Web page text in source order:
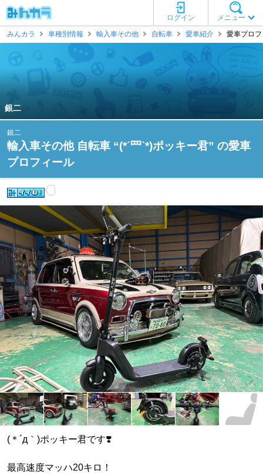
メニュー
ログイン
みんカラ
車種別情報 輸入車その他 自転車 愛車紹介 愛車プロ
銀二
銀二
輸入車その他 自転車 “(*´罒`*)ポッキー君” の愛車
プロフィール
(＊´д｀)ポッキー君です❣️
最高速度マッハ20キロ！